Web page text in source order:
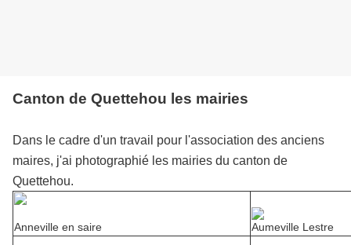
Canton de Quettehou les mairies
Dans le cadre d'un travail pour l'association des anciens
maires, j'ai photographié les mairies du canton de
Quettehou.
Anneville en saire Aumeville Lestre